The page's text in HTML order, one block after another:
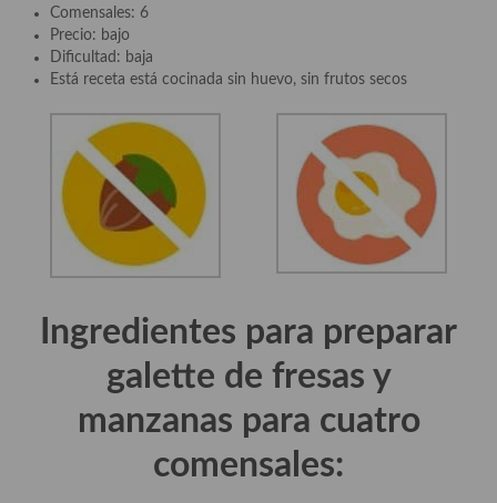
Especias, mezclas de especias
Hierbas aromáticas
Mojos y pastas
Sales y polvos
Salsas y mojos
Aperitivos
Bocadillos, hamburguesas, sándwich, emparedados, tostas y
Comensales: 6
Precio: bajo
Dificultad: baja
Está receta está cocinada sin huevo, sin frutos secos
Ingredientes para preparar
galette de fresas y
manzanas para cuatro
comensales: